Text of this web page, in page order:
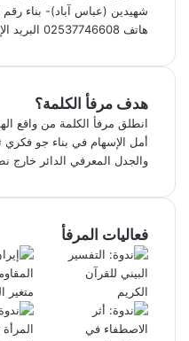
هاتف 02537746608 البريد الإلكتروني: info@al-marfa.net
هدف مرفأ الكلمة؟
انطلق مرفأ الكلمة من واقع
أمل الإسهام في بناء جو فكري
والجدل المعرفي الدائر خارج
فعاليات المرفأ